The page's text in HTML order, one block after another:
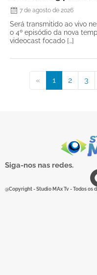
7 de agosto de 2026
Será transmitido ao vivo
o 4º episódio da nova
videocast focado […]
« 1 2 3
Siga-nos nas redes.
@Copyright - Studio MAx Tv - Todos os